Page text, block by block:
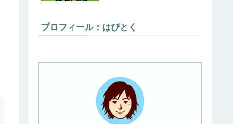
プロフィール：はぴとく